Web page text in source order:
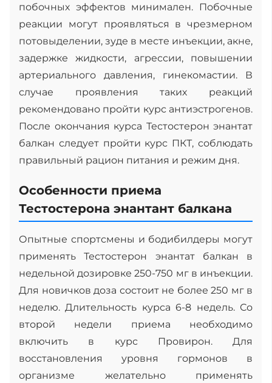
побочных эффектов минимален. Побочные
реакции могут проявляться в чрезмерном
потовыделении, зуде в месте инъекции, акне,
задержке жидкости, агрессии, повышении
артериального давления, гинекомастии. В
случае проявления таких реакций
рекомендовано пройти курс антиэстрогенов.
После окончания курса Тестостерон энантат
балкан следует пройти курс ПКТ, соблюдать
правильный рацион питания и режим дня.
Особенности приема
Тестостерона энантант балкана
Опытные спортсмены и бодибилдеры могут
применять Тестостерон энантат балкан в
недельной дозировке 250-750 мг в инъекции.
Для новичков доза состоит не более 250 мг в
неделю. Длительность курса 6-8 недель. Со
второй недели приема необходимо
включить в курс Провирон. Для
восстановления уровня гормонов в
организме желательно применять